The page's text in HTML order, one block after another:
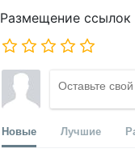
Размещение ссылок
Новые Лучшие